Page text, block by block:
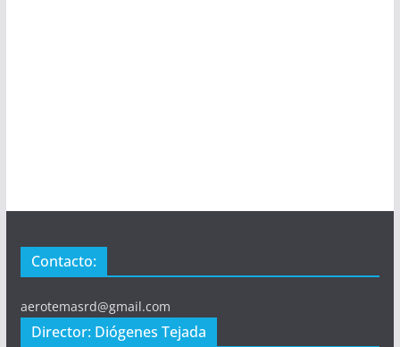
Contacto:
aerotemasrd@gmail.com
Director: Diógenes Tejada